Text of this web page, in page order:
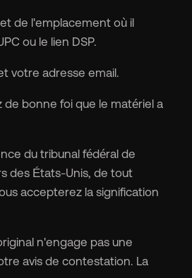
de l'emplacement où il
ou le lien DSP.
votre adresse email.
bonne foi que le matériel a
du tribunal fédéral de
des États-Unis, de tout
accepterez la signification
n'engage pas une
avis de contestation. La